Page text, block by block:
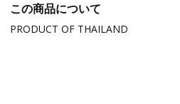
この商品について
PRODUCT OF THAILAND